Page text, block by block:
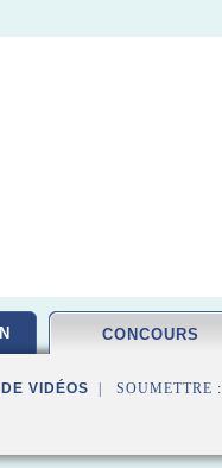
CONCOURS
VIDÉOS | SOUMETTRE :